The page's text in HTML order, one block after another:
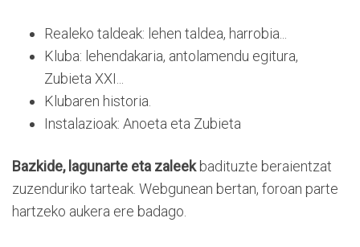
Realeko taldeak: lehen taldea, harrobia...
Kluba: lehendakaria, antolamendu egitura,
Zubieta XXI...
Klubaren historia.
Instalazioak: Anoeta eta Zubieta
Bazkide, lagunarte eta zaleekbadituzte beraientzat
zuzenduriko tarteak. Webgunean bertan, foroan parte
hartzeko aukera ere badago.